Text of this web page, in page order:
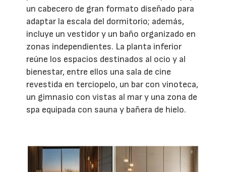
un cabecero de gran formato diseñado para
adaptar la escala del dormitorio; además,
incluye un vestidor y un baño organizado en
zonas independientes. La planta inferior
reúne los espacios destinados al ocio y al
bienestar, entre ellos una sala de cine
revestida en terciopelo, un bar con vinoteca,
un gimnasio con vistas al mar y una zona de
spa equipada con sauna y bañera de hielo.